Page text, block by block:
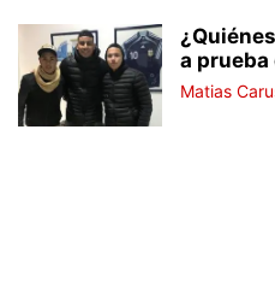
a prueba
Matias